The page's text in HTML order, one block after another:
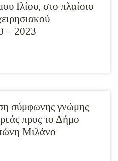
Ιλίου, στο πλαίσιο
– 2023
σύμφωνης γνώμης
προς το Δήμο
Μιλάνο